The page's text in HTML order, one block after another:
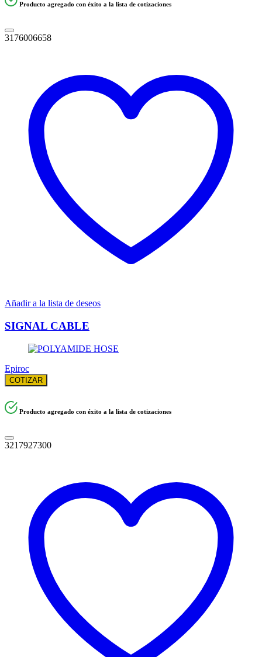
Producto agregado con éxito a la lista de cotizaciones
3176006658
Añadir a la lista de deseos
SIGNAL CABLE
Epiroc
COTIZAR
Producto agregado con éxito a la lista de cotizaciones
3217927300